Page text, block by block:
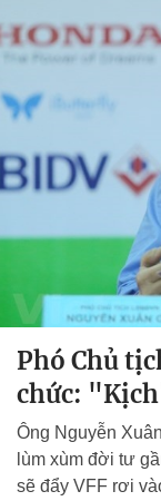
Phó Chủ
chức:
Ông Nguyễn
lùm xùm đời tư
sẽ đẩy VFF rơi